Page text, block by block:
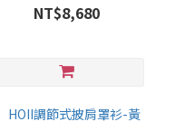
NT$8,680